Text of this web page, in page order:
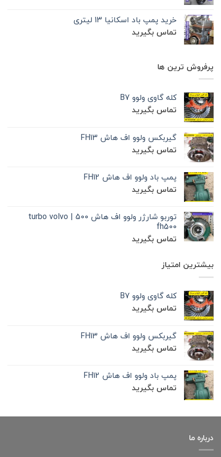
خرید پمپ باد اسکانیا 13 لیتری
تماس بگیرید
پرفروش ترین ها
کله گاوی ولوو B7
تماس بگیرید
گیربکس ولوو اف هاش FH13
تماس بگیرید
پمپ باد ولوو اف هاش FH12
تماس بگیرید
توربو شارژر ولوو اف هاش 500 | turbo volvo
fh500
تماس بگیرید
بیشترین امتیاز
کله گاوی ولوو B7
تماس بگیرید
گیربکس ولوو اف هاش FH13
تماس بگیرید
پمپ باد ولوو اف هاش FH12
تماس بگیرید
درباره ما